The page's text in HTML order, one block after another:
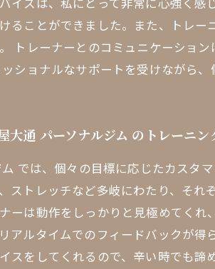
ることができました。また、トレ
トレーナーとのコミュニケーショ
ショナルなサポートを受けながら
大通 パーソナルジム のトレーニン
では、個々の目標に応じたカスタ
ストレッチなど多岐にわたり、そ
ーは動作をしっかりと見極めてく
アルタイムでのフィードバックが
スをしてくれるので、辛い時でも